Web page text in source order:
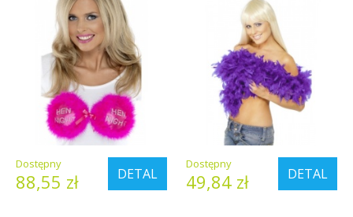
DETAL
Dostępny
88,55 zł DETAL
Dostępny
49,84 zł